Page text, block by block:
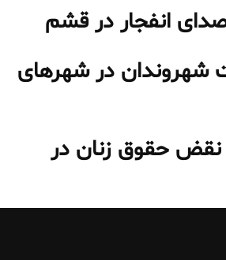
انفجار در قشم
شهروندان در شهرهای
نقض حقوق زنان در